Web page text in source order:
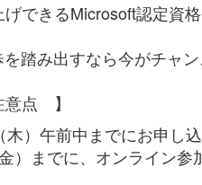
できるMicrosoft認定資
踏み出すなら今がチャ
意点 】
）午前中までにお申し込
）までに、オンライン